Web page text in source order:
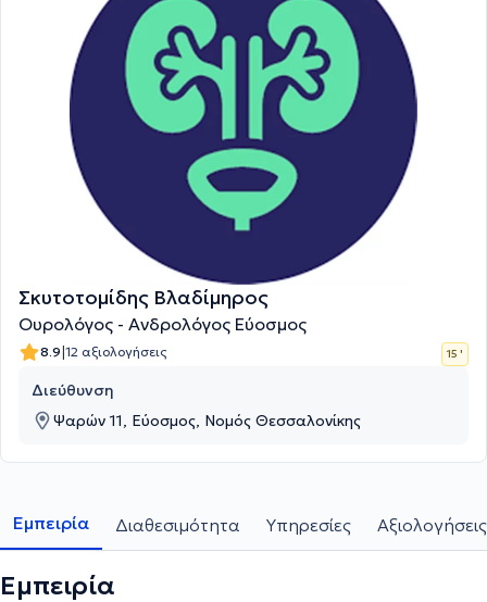
Σκυτοτομίδης Βλαδίμηρος
Ουρολόγος - Ανδρολόγος Εύοσμος
8.9|12 αξιολογήσεις 15 '
Διεύθυνση
Ψαρών 11, Εύοσμος, Νομός Θεσσαλονίκης
Εμπειρία Διαθεσιμότητα Υπηρεσίες Αξιολογήσεις
Εμπειρία